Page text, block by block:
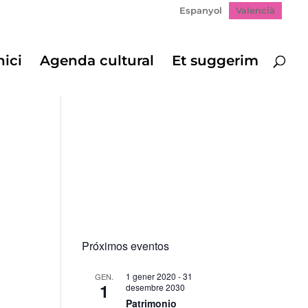
Espanyol Valencià
Agenda cultural Et suggerim
Próximos eventos
GEN.
1
1 gener 2020 -31
desembre 2030
Patrimonio